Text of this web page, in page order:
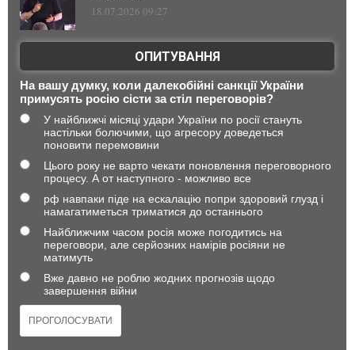
18.07.2026 09:27
ОПИТУВАННЯ
На вашу думку, коли далекобійні санкції України
примусять росію сісти за стіл переговорів?
У найближчі місяці удари України по росії стануть
настільки болючими, що агресору доведеться
поновити перемовини
Цього року не варто чекати поновлення переговорного
процесу. А от наступного - можливо все
рф навпаки піде на ескалацію попри здоровий глузд і
намагатиметься триматися до останнього
Найближчим часом росія може погодитись на
переговори, але серйозних намірів росіяни не
матимуть
Вже давно не роблю жодних прогнозів щодо
завершення війни